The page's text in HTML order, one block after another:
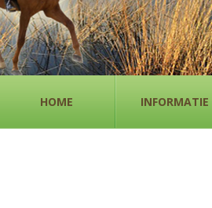
HOME INFORMATIE